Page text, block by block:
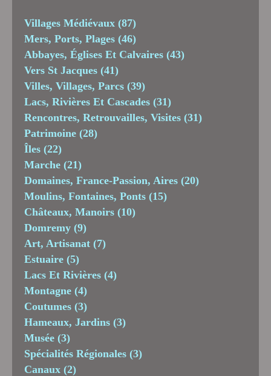
Villages Médiévaux (87)
Mers, Ports, Plages (46)
Abbayes, Églises Et Calvaires (43)
Vers St Jacques (41)
Villes, Villages, Parcs (39)
Lacs, Rivières Et Cascades (31)
Rencontres, Retrouvailles, Visites (31)
Patrimoine (28)
Îles (22)
Marche (21)
Domaines, France-Passion, Aires (20)
Moulins, Fontaines, Ponts (15)
Châteaux, Manoirs (10)
Domremy (9)
Art, Artisanat (7)
Estuaire (5)
Lacs Et Rivières (4)
Montagne (4)
Coutumes (3)
Hameaux, Jardins (3)
Musée (3)
Spécialités Régionales (3)
Canaux (2)